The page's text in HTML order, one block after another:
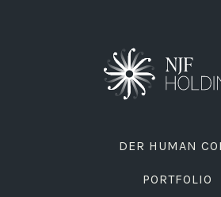
DER HUMAN
PORTFOLIO